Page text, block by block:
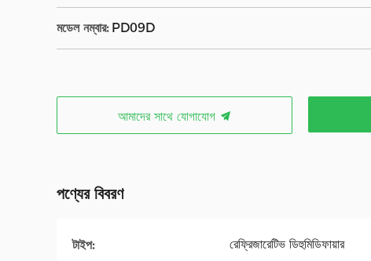
মডেল নম্বার: PD09D
আমাদের সাথে যোগাযোগ
পণ্যের বিবরণ
টাইপ: রেফ্রিজারেটিভ ডিহুমিডিফায়ার